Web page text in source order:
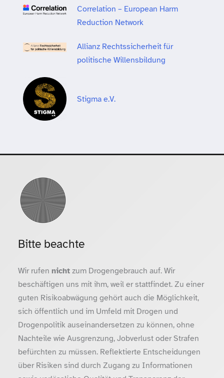
Correlation – European Harm
Reduction Network
Allianz Rechtssicherheit für
politische Willensbildung
Stigma e.V.
Bitte beachte
Wir rufen nichtzum Drogengebrauch auf. Wir
beschäftigen uns mit ihm, weil er stattfindet. Zu einer
guten Risikoabwägung gehört auch die Möglichkeit,
sich öffentlich und im Umfeld mit Drogen und
Drogenpolitik auseinandersetzen zu können, ohne
Nachteile wie Ausgrenzung, Jobverlust oder Strafen
befürchten zu müssen. Reflektierte Entscheidungen
über Risiken sind durch Zugang zu Informationen